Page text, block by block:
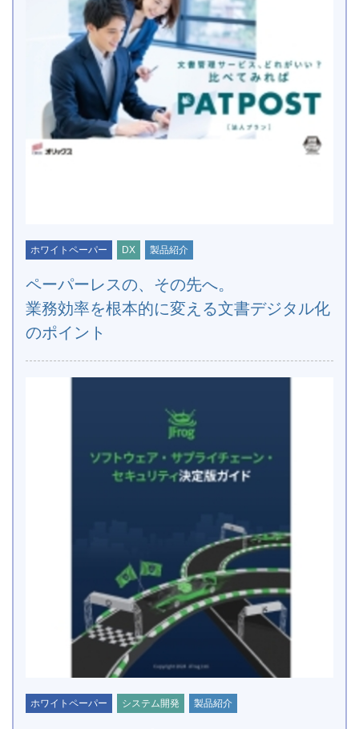
ホワイトペーパー DX 製品紹介
ペーパーレスの、その先へ。
業務効率を根本的に変える文書デジタル化
のポイント
ホワイトペーパー システム開発 製品紹介